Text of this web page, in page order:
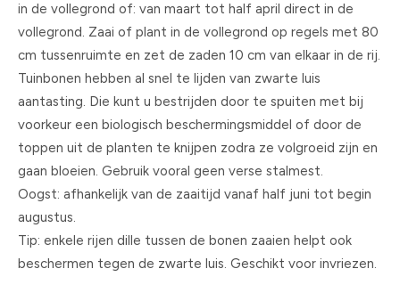
in de vollegrond of: van maart tot half april direct in de
vollegrond. Zaai of plant in de vollegrond op regels met 80
cm tussenruimte en zet de zaden 10 cm van elkaar in de rij.
Tuinbonen hebben al snel te lijden van zwarte luis
aantasting. Die kunt u bestrijden door te spuiten met bij
voorkeur een biologisch beschermingsmiddel of door de
toppen uit de planten te knijpen zodra ze volgroeid zijn en
gaan bloeien. Gebruik vooral geen verse stalmest.
Oogst: afhankelijk van de zaaitijd vanaf half juni tot begin
augustus.
Tip: enkele rijen dille tussen de bonen zaaien helpt ook
beschermen tegen de zwarte luis. Geschikt voor invriezen.